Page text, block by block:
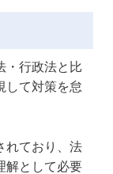
・行政法と比
して対策を怠
れており、法
解として必要